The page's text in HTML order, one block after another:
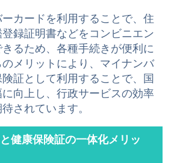
カードを利用することで、住
録証明書などをコンビニエン
るため、各種手続きが便利に
メリットにより、マイナンバ
証として利用することで、国
向上し、行政サービスの効率
されています。
健康保険証の一体化メリッ